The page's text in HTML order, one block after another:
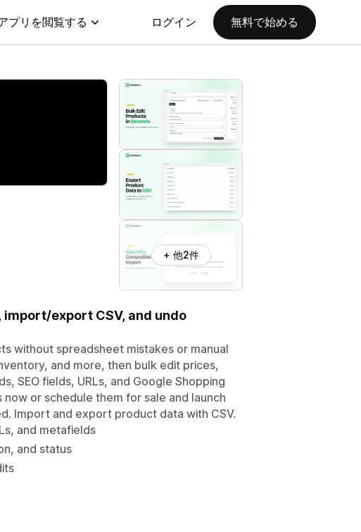
プリを閲覧する ログイン 無料で始める
+ 他2件
export CSV, and undo
without spreadsheet mistakes or manual
and more, then bulk edit prices,
SEO fields, URLs, and Google Shopping
or schedule them for sale and launch
Import and export product data with CSV.
and metafields
and status